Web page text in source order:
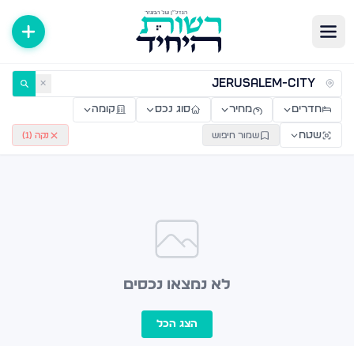
דירות למכירה ולהשכרה — רשות היחיד ✕
חדרים מחיר סוג נכס קומה
שטח שמור חיפוש נקה ( 1
)
לא נמצאו נכסים
הצג הכל